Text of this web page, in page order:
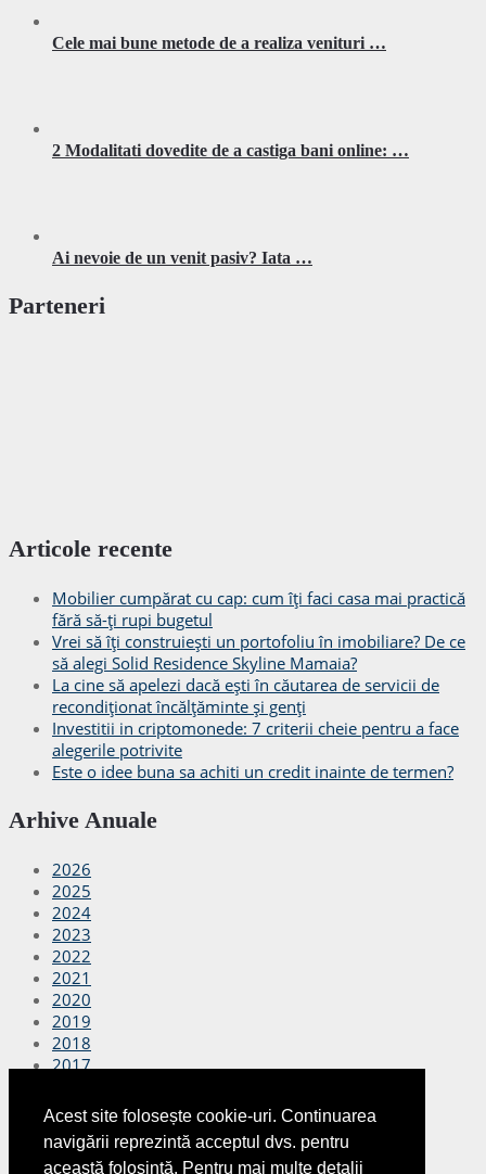
Acest site folosește cookie-uri. Continuarea
navigării reprezintă acceptul dvs. pentru
această folosință. Pentru mai multe detalii
Cele mai bune metode de a realiza venituri …
2 Modalitati dovedite de a castiga bani online: …
Ai nevoie de un venit pasiv? Iata …
Parteneri
Articole recente
Mobilier cumpărat cu cap: cum îți faci casa mai practică
fără să-ți rupi bugetul
Vrei să îți construiești un portofoliu în imobiliare? De ce
să alegi Solid Residence Skyline Mamaia?
La cine să apelezi dacă ești în căutarea de servicii de
recondiționat încălțăminte și genți
Investitii in criptomonede: 7 criterii cheie pentru a face
alegerile potrivite
Este o idee buna sa achiti un credit inainte de termen?
Arhive Anuale
2026
2025
2024
2023
2022
2021
2020
2019
2018
2017
2015
2014
2013